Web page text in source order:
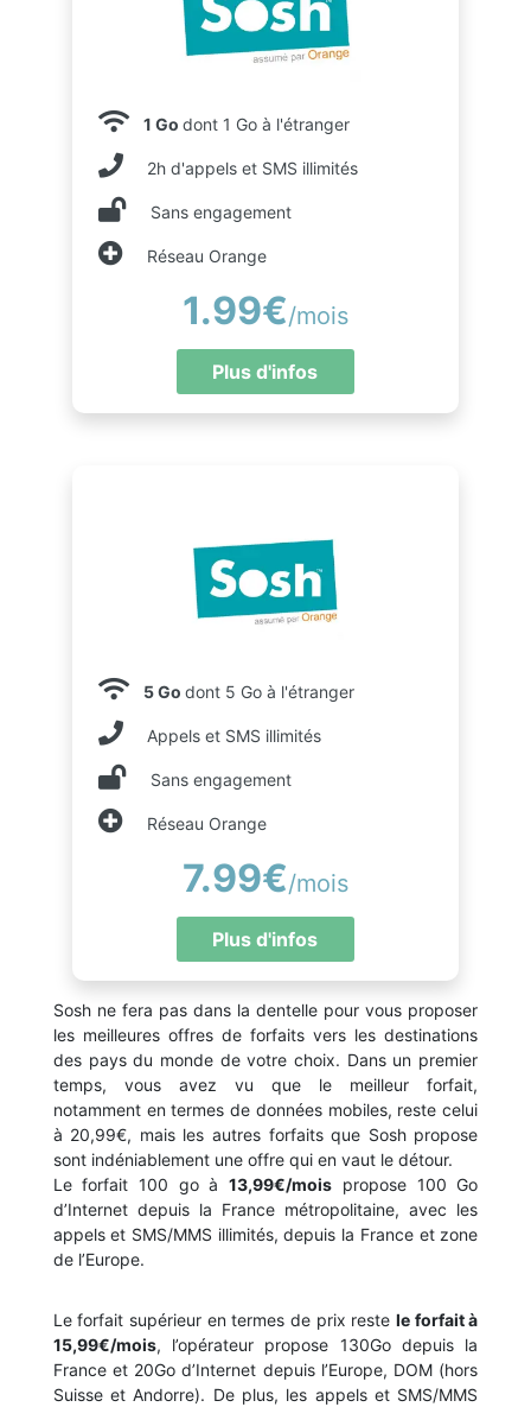
1 Go dont 1 Go à l'étranger
2h d'appels et SMS illimités
Sans engagement
Réseau Orange
1.99€/mois
Plus d'infos
5 Go dont 5 Go à l'étranger
Appels et SMS illimités
Sans engagement
Réseau Orange
7.99€/mois
Plus d'infos
Sosh ne fera pas dans la dentelle pour vous proposer
les meilleures offres de forfaits vers les destinations
des pays du monde de votre choix. Dans un premier
temps, vous avez vu que le meilleur forfait,
notamment en termes de données mobiles, reste celui
à 20,99€, mais les autres forfaits que Sosh propose
sont indéniablement une offre qui en vaut le détour.
Le forfait 100 go à13,99€/mois propose 100 Go
d’Internet depuis la France métropolitaine, avec les
appels et SMS/MMS illimités, depuis la France et zone
de l’Europe.
Le forfait supérieur en termes de prix reste le forfait à
15,99€/mois, l’opérateur propose 130Go depuis la
France et 20Go d’Internet depuis l’Europe, DOM (hors
Suisse et Andorre). De plus, les appels et SMS/MMS